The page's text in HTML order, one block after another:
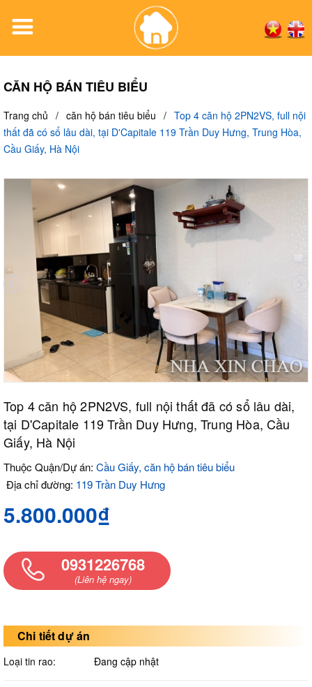
CĂN HỘ BÁN TIÊU BIỂU
Trang chủ / căn hộ bán tiêu biểu / Top 4 căn hộ 2PN2VS, full nội
thất đã có sổ lâu dài, tại D'Capitale 119 Trần Duy Hưng, Trung Hòa,
Cầu Giấy, Hà Nội
Top 4 căn hộ 2PN2VS, full nội thất đã có sổ lâu dài,
tại D'Capitale 119 Trần Duy Hưng, Trung Hòa, Cầu
Giấy, Hà Nội
Thuộc Quận/Dự án: Cầu Giấy, căn hộ bán tiêu biểu
Địa chỉ đường: 119 Trần Duy Hưng
5.800.000₫
0931226768
(Liên hệ ngay)
Chi tiết dự án
Loại tin rao: Đang cập nhật